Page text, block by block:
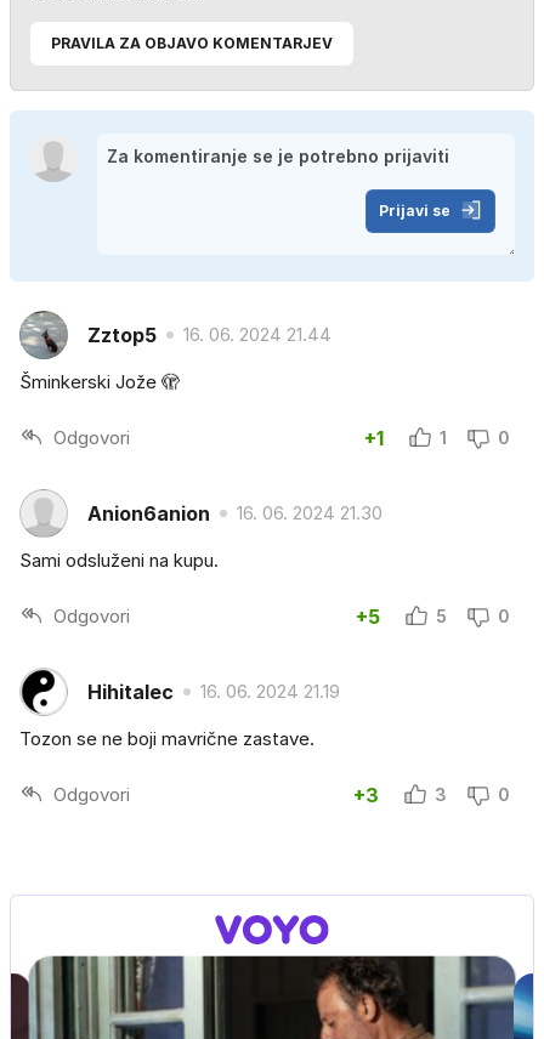
PRAVILA ZA OBJAVO KOMENTARJEV
Prijavi se
Zztop5 16. 06. 2024 21.44
Šminkerski Jože 🫣
Odgovori +1 1 0
Anion6anion 16. 06. 2024 21.30
Sami odsluženi na kupu.
Odgovori +5 5 0
Hihitalec 16. 06. 2024 21.19
Tozon se ne boji mavrične zastave.
Odgovori +3 3 0